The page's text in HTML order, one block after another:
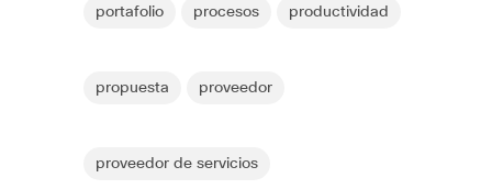
portafolio procesos productividad
propuesta proveedor
proveedor de servicios